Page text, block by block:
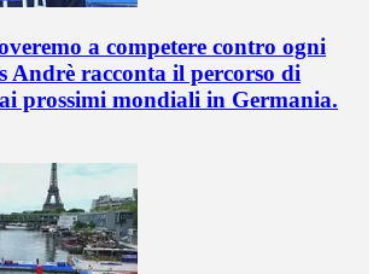
a competere contro ogni
Andrè racconta il percorso di
prossimi mondiali in Germania.